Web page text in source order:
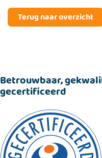
Terug naar overzicht
Betrouwbaar,
gecertificeerd